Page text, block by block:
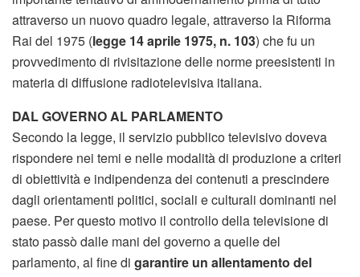
attraverso un nuovo quadro legale, attraverso la Riforma
Rai del 1975 (legge 14 aprile 1975, n. 103) che fu un
provvedimento di rivisitazione delle norme preesistenti in
materia di diffusione radiotelevisiva italiana.
DAL GOVERNO AL PARLAMENTO
Secondo la legge, il servizio pubblico televisivo doveva
rispondere nei temi e nelle modalità di produzione a criteri
di obiettività e indipendenza dei contenuti a prescindere
dagli orientamenti politici, sociali e culturali dominanti nel
paese. Per questo motivo il controllo della televisione di
stato passò dalle mani del governo a quelle del
parlamento, al fine di garantire un allentamento del